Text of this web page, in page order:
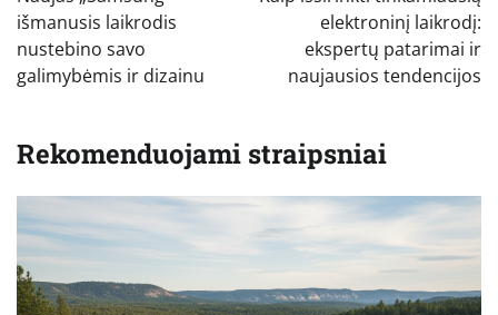
įrašų
išmanusis laikrodis
nustebino savo
galimybėmis ir dizainu
elektroninį laikrodį:
ekspertų patarimai ir
naujausios tendencijos
Rekomenduojami straipsniai